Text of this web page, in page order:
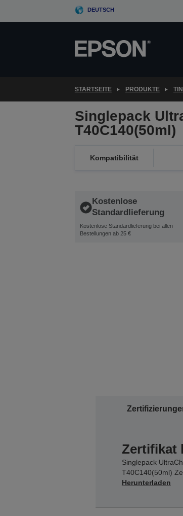
DEUTSCH
STARTSEITE PRODUKTE
Singlepack
T40C140(50ml)
Kompatibilität
Kostenlose
Standardlieferung
Kostenlose Standardlieferung bei allen
Bestellungen ab 25 €
Zertifikat
Singlepack
T40C140(50ml)
Herunterladen